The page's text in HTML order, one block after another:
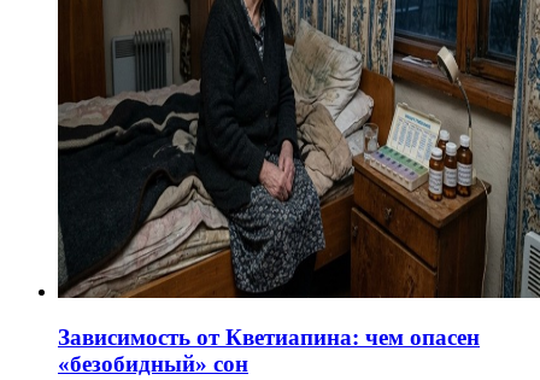
Зависимость от Кветиапина: чем опасен
«безобидный» сон